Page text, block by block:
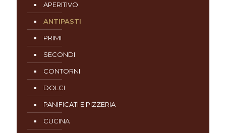
APERITIVO
ANTIPASTI
PRIMI
SECONDI
CONTORNI
DOLCI
PANIFICATI E PIZZERIA
CUCINA